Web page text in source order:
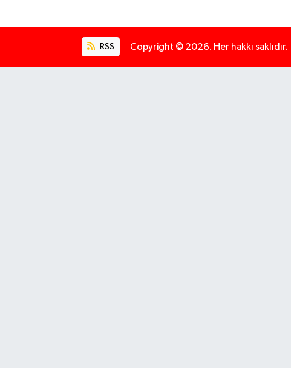
RSS Copyright © 2026. Her hakkı saklıdır.